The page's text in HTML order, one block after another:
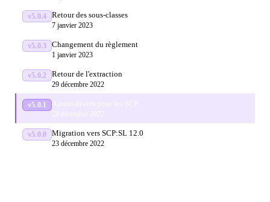
v5.0.4 Retour des sous-classes
7 janvier 2023
v5.0.3 Changement du règlement
1 janvier 2023
v5.0.2 Retour de l'extraction
29 décembre 2022
v5.0.1 Ajouts divers pour les SCP
v5.0.0 Migration vers SCP:SL 12.0
23 décembre 2022